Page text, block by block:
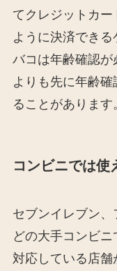
てクレジットカ
ように決済でき
バコは年齢確認
よりも先に年齢
ることがあります
コンビニでは使
セブンイレブン
どの大手コンビ
対応している店